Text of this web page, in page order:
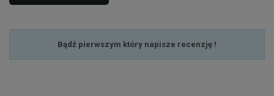
Bądź pierwszym który napisze recenzję !